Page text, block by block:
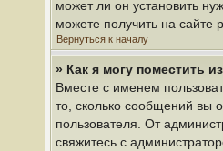
может ли он установить
можете получить на сайте
Вернуться к началу
» Как я могу поместить
Вместе с именем
то, сколько сообщений вы
пользователя. От
свяжитесь с